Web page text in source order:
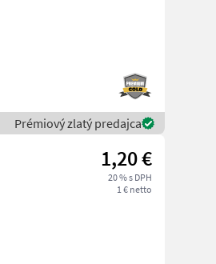
Prémiový zlatý predajca
1,20 €
20 % s DPH
1 € netto